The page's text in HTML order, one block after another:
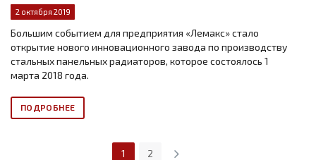
2 октября 2019
Большим событием для предприятия «Лемакс» стало
открытие нового инновационного завода по производству
стальных панельных радиаторов, которое состоялось 1
марта 2018 года.
ПОДРОБНЕЕ
1 2